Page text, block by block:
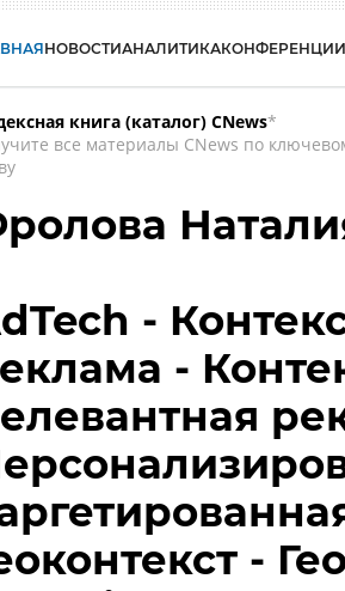
НОВОСТИАНАЛИТИКАКОНФЕРЕНЦИИ
книга (каталог) CNews*
все материалы CNews по
-
-
-